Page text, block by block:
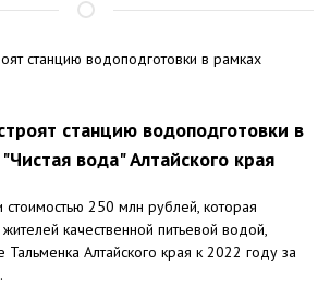
станцию водоподготовки в
вода" Алтайского края
стоимостью 250 млн рублей, которая
качественной питьевой водой,
Тальменка Алтайского края к 2022 году за